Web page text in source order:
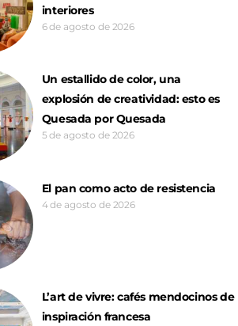
interiores
6 de agosto de 2026
Un estallido de color, una
explosión de creatividad: esto es
Quesada por Quesada
5 de agosto de 2026
El pan como acto de resistencia
4 de agosto de 2026
L’art de vivre: cafés mendocinos de
inspiración francesa